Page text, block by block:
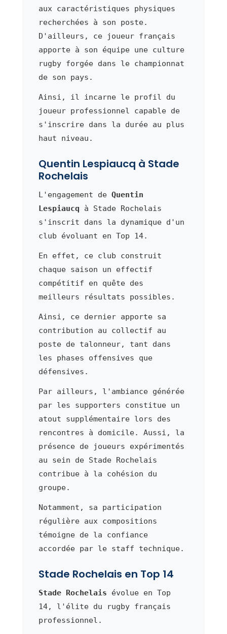
aux caractéristiques physiques
recherchées à son poste.
D'ailleurs, ce joueur français
apporte à son équipe une culture
rugby forgée dans le championnat
de son pays.
Ainsi, il incarne le profil du
joueur professionnel capable de
s'inscrire dans la durée au plus
haut niveau.
Quentin Lespiaucq à Stade
Rochelais
L'engagement de Quentin
Lespiaucq à Stade Rochelais
s'inscrit dans la dynamique d'un
club évoluant en Top 14.
En effet, ce club construit
chaque saison un effectif
compétitif en quête des
meilleurs résultats possibles.
Ainsi, ce dernier apporte sa
contribution au collectif au
poste de talonneur, tant dans
les phases offensives que
défensives.
Par ailleurs, l'ambiance générée
par les supporters constitue un
atout supplémentaire lors des
rencontres à domicile. Aussi, la
présence de joueurs expérimentés
au sein de Stade Rochelais
contribue à la cohésion du
groupe.
Notamment, sa participation
régulière aux compositions
témoigne de la confiance
accordée par le staff technique.
Stade Rochelais en Top 14
Stade Rochelais évolue en Top
14, l'élite du rugby français
professionnel.